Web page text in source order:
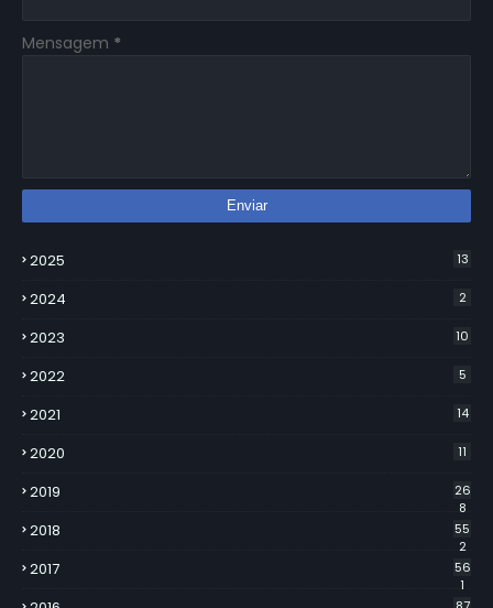
Mensagem *
2025 13
2024 2
2023 10
2022 5
2021 14
2020 11
2019
26
8
2018
55
2
2017
56
1